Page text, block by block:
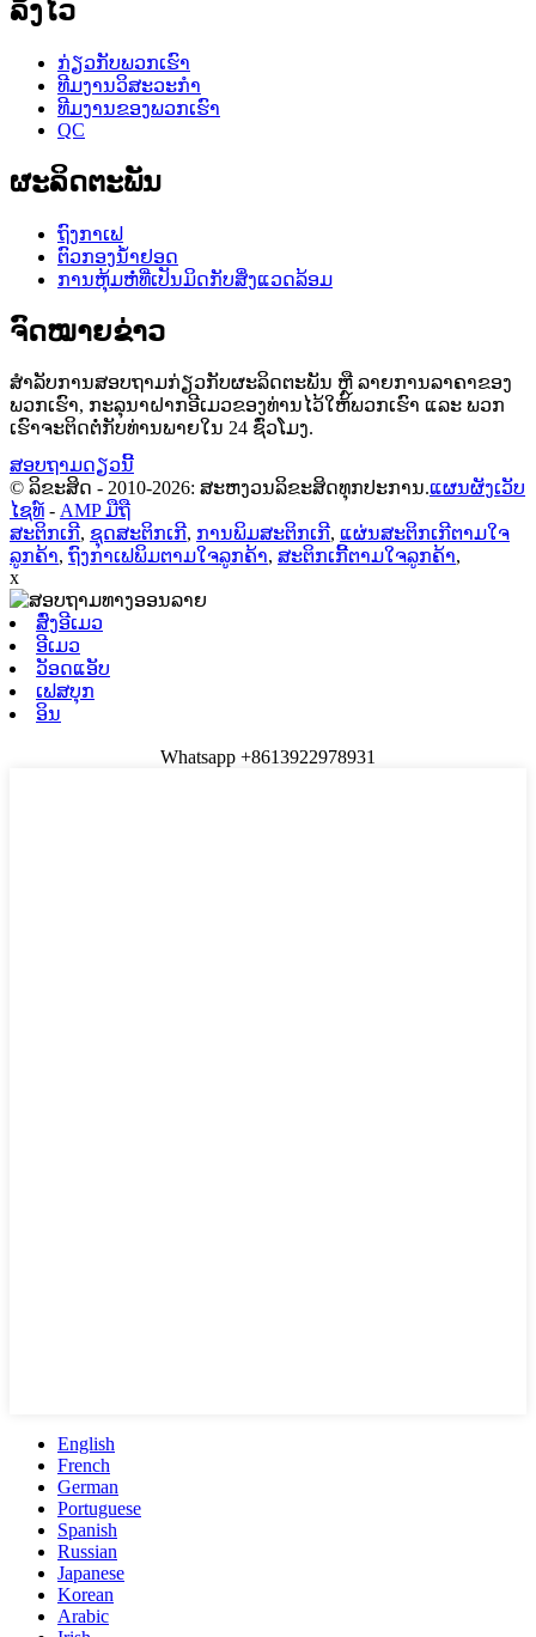
ລິ້ງໄວ
ກ່ຽວກັບພວກເຮົາ
ທີມງານວິສະວະກຳ
ທີມງານຂອງພວກເຮົາ
QC
ຜະລິດຕະພັນ
ຖົງກາເຟ
ຕົວກອງນ້ຳຢອດ
ການຫຸ້ມຫໍ່ທີ່ເປັນມິດກັບສິ່ງແວດລ້ອມ
ຈົດໝາຍຂ່າວ
ສຳລັບການສອບຖາມກ່ຽວກັບຜະລິດຕະພັນ ຫຼື ລາຍການລາຄາຂອງ
ພວກເຮົາ, ກະລຸນາຝາກອີເມວຂອງທ່ານໄວ້ໃຫ້ພວກເຮົາ ແລະ ພວກ
ເຮົາຈະຕິດຕໍ່ກັບທ່ານພາຍໃນ 24 ຊົ່ວໂມງ.
ສອບຖາມດຽວນີ້
© ລິຂະສິດ - 2010-2026: ສະຫງວນລິຂະສິດທຸກປະການ.ແຜນຜັງເວັບ
ໄຊທ໌ - AMP ມືຖື
ສະຕິກເກີ, ຊຸດສະຕິກເກີ, ການພິມສະຕິກເກີ, ແຜ່ນສະຕິກເກີຕາມໃຈ
ລູກຄ້າ, ຖົງກາເຟພິມຕາມໃຈລູກຄ້າ, ສະຕິກເກີ້ຕາມໃຈລູກຄ້າ,
x
ສົ່ງອີເມວ
ອີເມວ
ວັອດແອັບ
ເຟສບຸກ
ອິນ
Whatsapp +8613922978931
English
French
German
Portuguese
Spanish
Russian
Japanese
Korean
Arabic